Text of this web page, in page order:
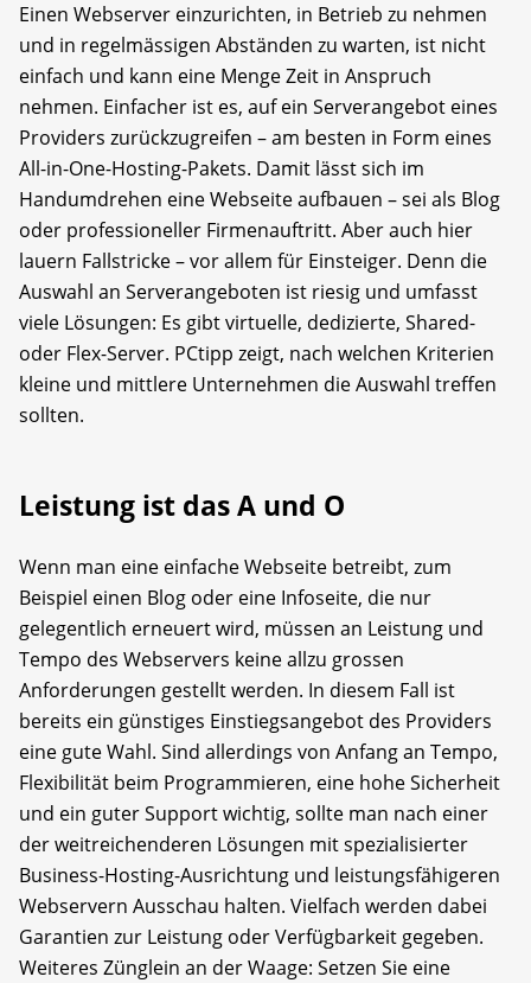
Einen Webserver einzurichten, in Betrieb zu nehmen
und in regelmässigen Abständen zu warten, ist nicht
einfach und kann eine Menge Zeit in Anspruch
nehmen. Einfacher ist es, auf ein Serverangebot eines
Providers zurückzugreifen – am besten in Form eines
All-in-One-Hosting-Pakets. Damit lässt sich im
Handumdrehen eine Webseite aufbauen – sei als Blog
oder professioneller Firmenauftritt. Aber auch hier
lauern Fallstricke – vor allem für Einsteiger. Denn die
Auswahl an Serverangeboten ist riesig und umfasst
viele Lösungen: Es gibt virtuelle, dedizierte, Shared-
oder Flex-Server. PCtipp zeigt, nach welchen Kriterien
kleine und mittlere Unternehmen die Auswahl treffen
sollten.
Leistung ist das A und O
Wenn man eine einfache Webseite betreibt, zum
Beispiel einen Blog oder eine Infoseite, die nur
gelegentlich erneuert wird, müssen an Leistung und
Tempo des Webservers keine allzu grossen
Anforderungen gestellt werden. In diesem Fall ist
bereits ein günstiges Einstiegsangebot des Providers
eine gute Wahl. Sind allerdings von Anfang an Tempo,
Flexibilität beim Programmieren, eine hohe Sicherheit
und ein guter Support wichtig, sollte man nach einer
der weitreichenderen Lösungen mit spezialisierter
Business-Hosting-Ausrichtung und leistungsfähigeren
Webservern Ausschau halten. Vielfach werden dabei
Garantien zur Leistung oder Verfügbarkeit gegeben.
Weiteres Zünglein an der Waage: Setzen Sie eine